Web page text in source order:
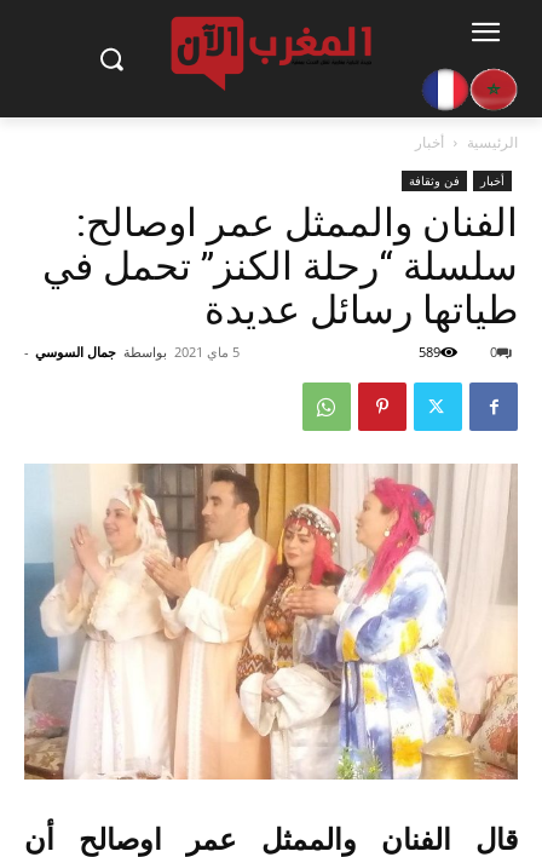
الرئيسية أخبار
أخبار فن وثقافة
الفنان والممثل عمر اوصالح:
سلسلة “رحلة الكنز” تحمل في
طياتها رسائل عديدة
بواسطة جمال السوسي - 5 ماي 2021 0
589
قال الفنان والممثل عمر اوصالح أن